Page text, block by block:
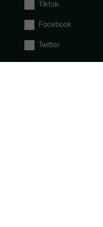
Tiktok
Facebook
Twitter